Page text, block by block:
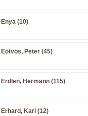
Enya (10)
Eötvös, Peter (45)
Erdlen, Hermann (115)
Erhard, Karl (12)